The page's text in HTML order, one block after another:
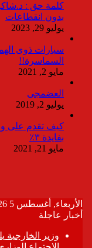
بدون انقطاعات
يوليو 29, 2023
سيارات ذوى
السماسرة!!
مايو 2, 2021
العضمجى
يوليو 2, 2019
كيف تقدم على
بفايدة ٣٪
مايو 21, 2021